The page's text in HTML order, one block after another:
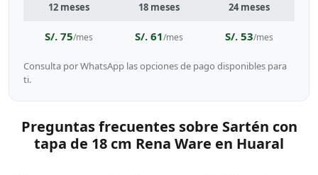
12 meses 18 meses 24 meses
S/. 75/mes S/. 61/mes S/. 53/mes
Consulta por WhatsApp las opciones de pago disponibles para
ti.
Preguntas frecuentes sobre Sartén con
tapa de 18 cm Rena Ware en Huaral